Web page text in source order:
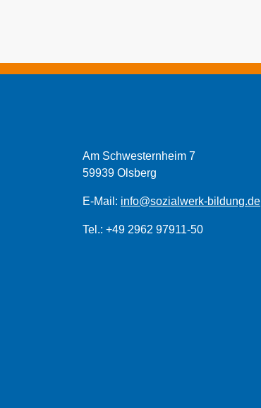
Am Schwesternheim 7
59939 Olsberg
E-Mail: info@sozialwerk-bildung.de
Tel.: +49 2962 97911-50